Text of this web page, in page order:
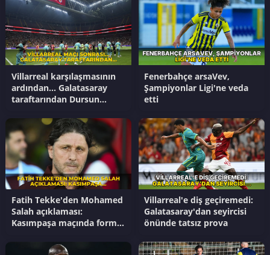
Villarreal karşılaşmasının
ardından... Galatasaray
taraftarından Dursun
Fenerbahçe arsaVev,
Şampiyonlar Ligi'ne veda
etti
Fatih Tekke'den Mohamed
Salah açıklaması:
Kasımpaşa maçında forma
Villarreal'e diş geçiremedi:
Galatasaray'dan seyircisi
önünde tatsız prova